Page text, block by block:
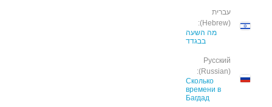
עברית
(Hebrew):
מה השעה
בבגדד
Русский
(Russian):
Сколько
времени в
Багдад